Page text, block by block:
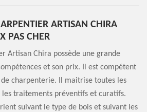
ARTISAN CHIRA
PAS CHER
Artisan Chira possède une grande
et son prix. Il est compétent
charpenterie. Il maitrise toutes les
les traitements préventifs et curatifs.
suivant le type de bois et suivant les